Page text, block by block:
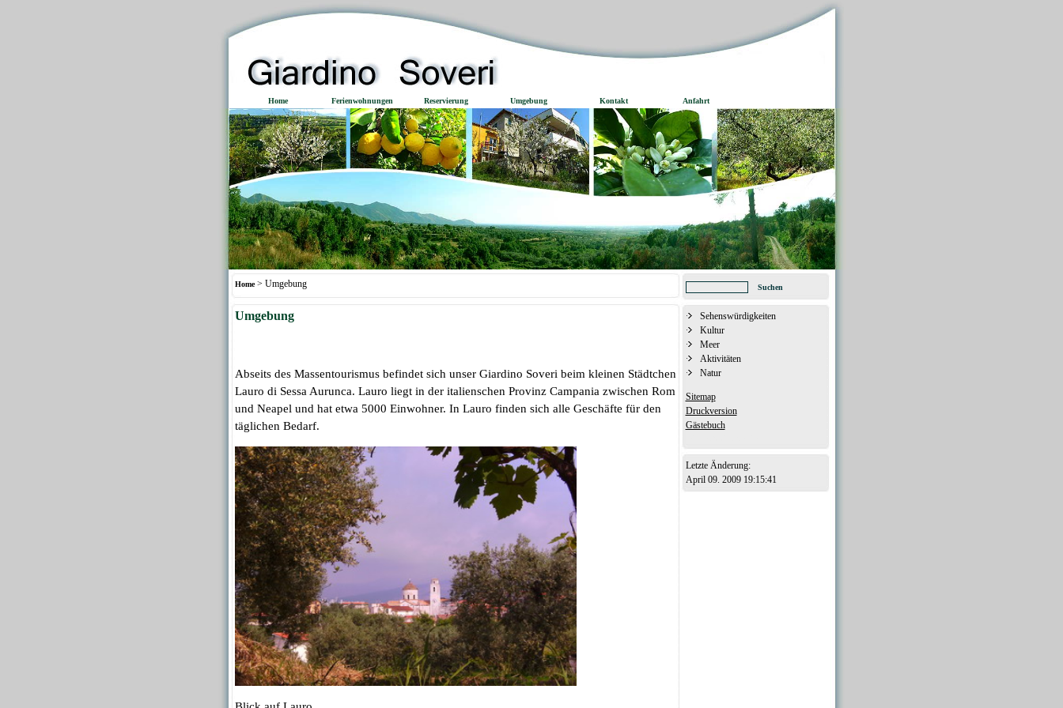
Home> Umgebung
Umgebung
Abseits des Massentourismus befindet sich unser Giardino Soveri beim kleinen Städtchen
Lauro di Sessa Aurunca. Lauro liegt in der italienschen Provinz Campania zwischen Rom
und Neapel und hat etwa 5000 Einwohner. In Lauro finden sich alle Geschäfte für den
täglichen Bedarf.
Sehenswürdigkeiten
Kultur
Meer
Aktivitäten
Natur
Sitemap
Druckversion
Gästebuch
Letzte Änderung:
April 09. 2009 19:15:41
Home Ferienwohnungen Reservierung Umgebung Kontakt Anfahrt